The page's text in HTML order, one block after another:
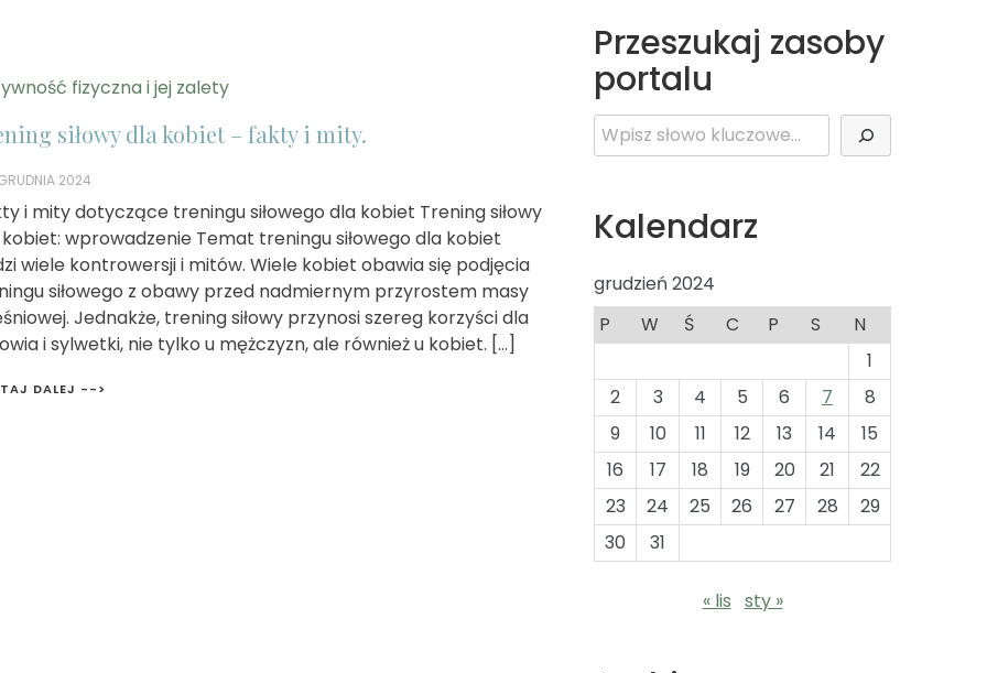
fizyczna i jej zalety
siłowy dla kobiet – fakty i mity.
2024
i mity dotyczące treningu siłowego dla kobiet Trening siłowy
wprowadzenie Temat treningu siłowego dla kobiet
wiele kontrowersji i mitów. Wiele kobiet obawia się podjęcia
siłowego z obawy przed nadmiernym przyrostem masy
Jednakże, trening siłowy przynosi szereg korzyści dla
i sylwetki, nie tylko u mężczyzn, ale również u kobiet. […]
DALEJ -->
Przeszukaj zasoby
portalu
Szukaj
Kalendarz
grudzień 2024
P
W Ś C P S
N
1
2
3 4 5 6 7
8
9
10 11 12 13 14
15
16
17 18 19 20 21
22
23
24 25 26 27 28
29
30
31
« lis sty »